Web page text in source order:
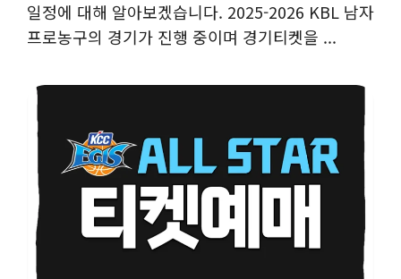
일정에 대해 알아보겠습니다. 2025-2026 KBL 남자
프로농구의 경기가 진행 중이며 경기티켓을 ...